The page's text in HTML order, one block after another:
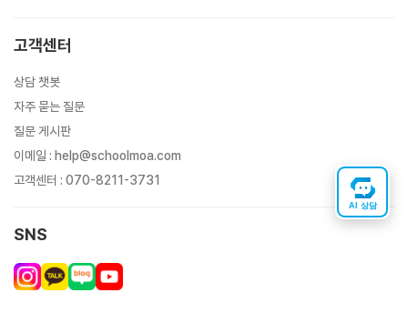
고객센터
상담 챗봇
자주 묻는 질문
질문 게시판
이메일 : help@schoolmoa.com
고객센터 : 070-8211-3731
SNS
AI 상담